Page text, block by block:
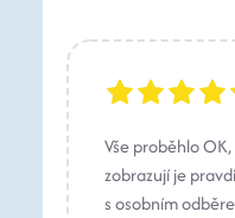
Vše proběhlo
zobrazují je
s osobním